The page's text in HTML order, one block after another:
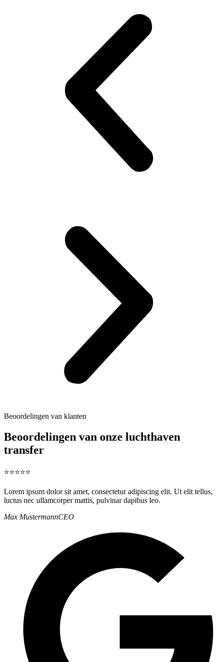
Beoordelingen van klanten
Beoordelingen van onze luchthaven
transfer
⭐⭐⭐⭐⭐
Lorem ipsum dolor sit amet, consectetur adipiscing elit. Ut elit tellus,
luctus nec ullamcorper mattis, pulvinar dapibus leo.
Max MustermannCEO